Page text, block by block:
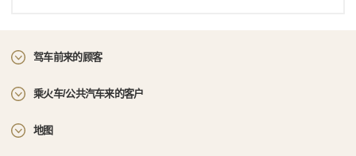
驾车前来的顾客
乘火车/公共汽车来的客户
地图